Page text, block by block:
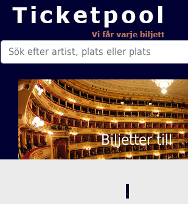
Biljetter till
,